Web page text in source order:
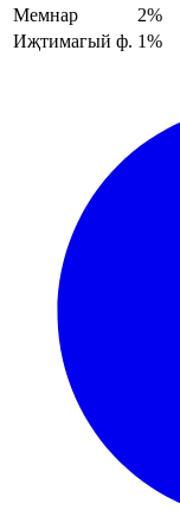
Мемнар
2%
Иҗтимагый ф. 1%